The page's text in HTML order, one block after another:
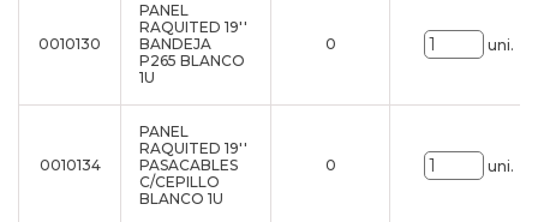
0010130
PANEL
RAQUITED 19''
BANDEJA
P265 BLANCO
1U
0 uni.
0010134
PANEL
RAQUITED 19''
PASACABLES
C/CEPILLO
BLANCO 1U
0 uni.